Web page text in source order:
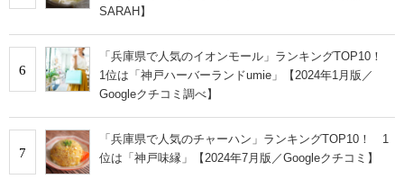
SARAH】
6
「兵庫県で人気のイオンモール」ランキングTOP10！
1位は「神戸ハーバーランドumie」【2024年1月版／
Googleクチコミ調べ】
7
「兵庫県で人気のチャーハン」ランキングTOP10！ 1
位は「神戸味縁」【2024年7月版／Googleクチコミ】